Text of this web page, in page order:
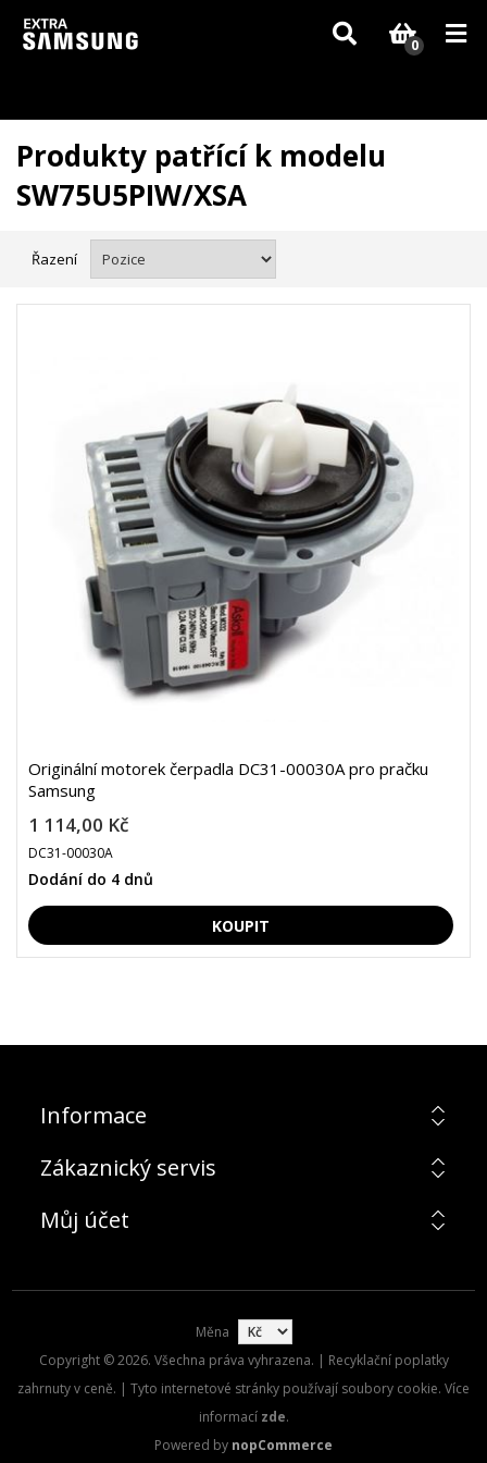
Vzhledem k aktuální situaci se může dodání dílů, které nejsou skladem,
zpozdit. Děkujeme za pochopení.
0
Produkty patřící k modelu
SW75U5PIW/XSA
Řazení
Originální motorek čerpadla DC31-00030A pro pračku
Samsung
1 114,00 Kč
DC31-00030A
Dodání do 4 dnů
Informace
Zákaznický servis
Můj účet
Měna
Copyright © 2026. Všechna práva vyhrazena. | Recyklační poplatky
zahrnuty v ceně. | Tyto internetové stránky používají soubory cookie. Více
informací zde.
Powered by nopCommerce